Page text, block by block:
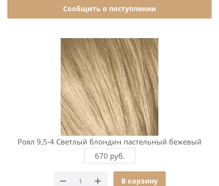
Сообщить о поступлении
Роял 9,5-4 Светлый блондин пастельный бежевый
670 руб.
В корзину